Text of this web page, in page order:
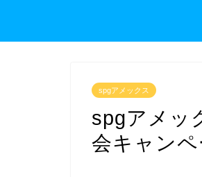
spgアメックス
spgアメッ
会キャンペ